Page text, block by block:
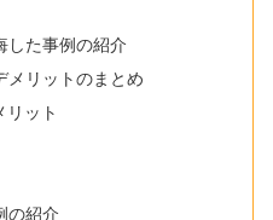
した事例の紹介
メリットのまとめ
リット
の紹介